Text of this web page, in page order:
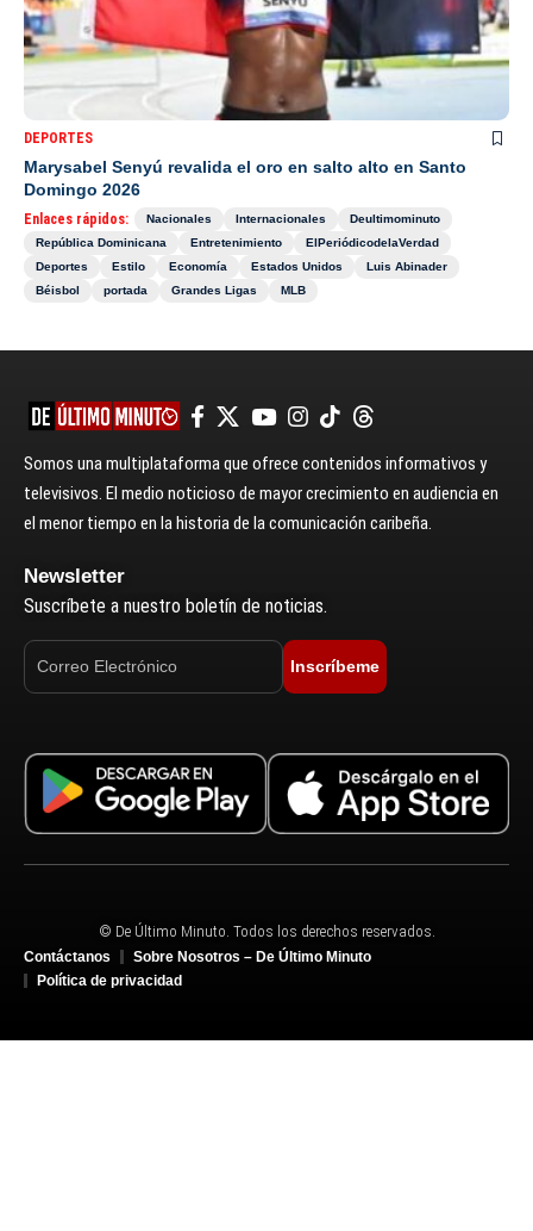
DEPORTES
Marysabel Senyú revalida el oro en salto alto en Santo
Domingo 2026
Enlaces rápidos: Nacionales Internacionales
Deultimominuto
República Dominicana
Entretenimiento
ElPeriódicodelaVerdad
Deportes
Estilo Economía Estados Unidos
Luis Abinader
Béisbol
portada Grandes Ligas MLB
Somos una multiplataforma que ofrece contenidos informativos y
televisivos. El medio noticioso de mayor crecimiento en audiencia en
el menor tiempo en la historia de la comunicación caribeña.
Newsletter
Suscríbete a nuestro boletín de noticias.
Inscríbeme
© De Último Minuto. Todos los derechos reservados.
Contáctanos
Sobre Nosotros – De Último Minuto
Política de privacidad